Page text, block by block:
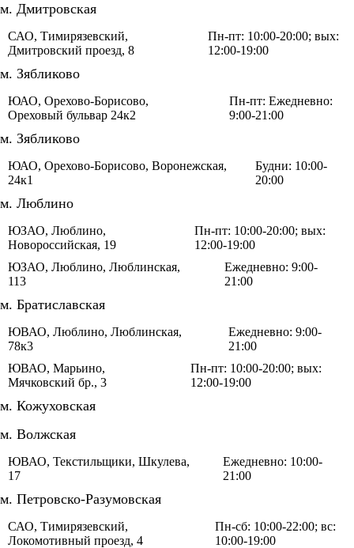
м. Дмитровская
САО, Тимирязевский,
Дмитровский проезд, 8
Пн-пт: 10:00-20:00; вых:
12:00-19:00
м. Зябликово
ЮАО, Орехово-Борисово,
Ореховый бульвар 24к2
Пн-пт: Ежедневно:
9:00-21:00
м. Зябликово
ЮАО, Орехово-Борисово, Воронежская,
24к1
Будни: 10:00-
20:00
м. Люблино
ЮЗАО, Люблино,
Новороссийская, 19
Пн-пт: 10:00-20:00; вых:
12:00-19:00
ЮЗАО, Люблино, Люблинская,
113
Ежедневно: 9:00-
21:00
м. Братиславская
ЮВАО, Люблино, Люблинская,
78к3
Ежедневно: 9:00-
21:00
ЮВАО, Марьино,
Мячковский бр., 3
Пн-пт: 10:00-20:00; вых:
12:00-19:00
м. Кожуховская
м. Волжская
ЮВАО, Текстильщики, Шкулева,
17
Ежедневно: 10:00-
21:00
м. Петровско-Разумовская
САО, Тимирязевский,
Локомотивный проезд, 4
Пн-сб: 10:00-22:00; вс:
10:00-19:00